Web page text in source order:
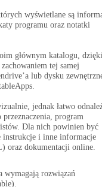
wyświetlane są
programu oraz notatki
głównym katalogu, dzięki
tej samej
lub dysku
jednak łatwo
program
Dla nich powinien być
instrukcje i inne informacje
oraz dokumentacji online.
wymagają rozwiązań